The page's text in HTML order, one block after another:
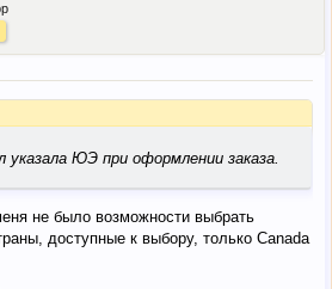
указала ЮЭ при оформлении заказа.
не было возможности выбрать
доступные к выбору, только Canada